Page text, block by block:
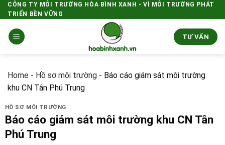
Skip
to
content
CÔNG TY MÔI TRƯỜNG HÒA BÌNH XANH - VÌ MÔI TRƯỜNG PHÁT
TRIỂN BỀN VỮNG
TƯ VẤN
Home - Hồ sơ môi trường - Báo cáo giám sát môi trường
khu CN Tân Phú Trung
HỒ SƠ MÔI TRƯỜNG
Báo cáo giám sát môi trường khu CN Tân
Phú Trung